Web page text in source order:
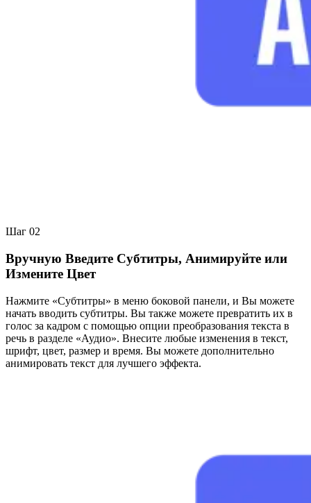
Шаг 02
Вручную Введите Субтитры, Анимируйте или
Измените Цвет
Нажмите «Субтитры» в меню боковой панели, и Вы можете
начать вводить субтитры. Вы также можете превратить их в
голос за кадром с помощью опции преобразования текста в
речь в разделе «Аудио». Внесите любые изменения в текст,
шрифт, цвет, размер и время. Вы можете дополнительно
анимировать текст для лучшего эффекта.